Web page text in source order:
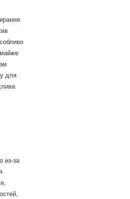
для
из-за